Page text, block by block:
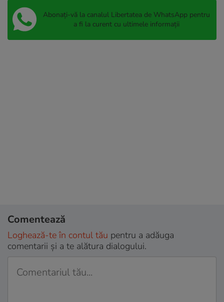
Abonați-vă la canalul Libertatea de WhatsApp pentru
a fi la curent cu ultimele informații
Comentează
Loghează-te în contul tău pentru a adăuga
comentarii și a te alătura dialogului.